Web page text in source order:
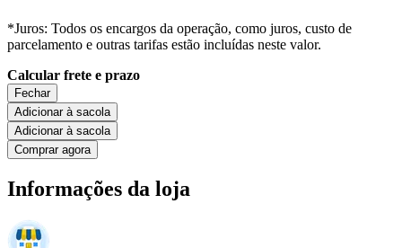
*Juros: Todos os encargos da operação, como juros, custo de
parcelamento e outras tarifas estão incluídas neste valor.
Calcular frete e prazo
Fechar
Adicionar à sacola
Adicionar à sacola
Comprar agora
Informações da loja